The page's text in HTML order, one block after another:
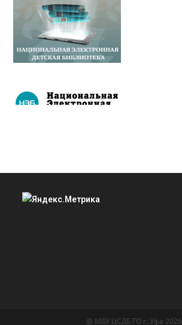
@ МБУ ЦСДБ ГО г. Уфа 2026